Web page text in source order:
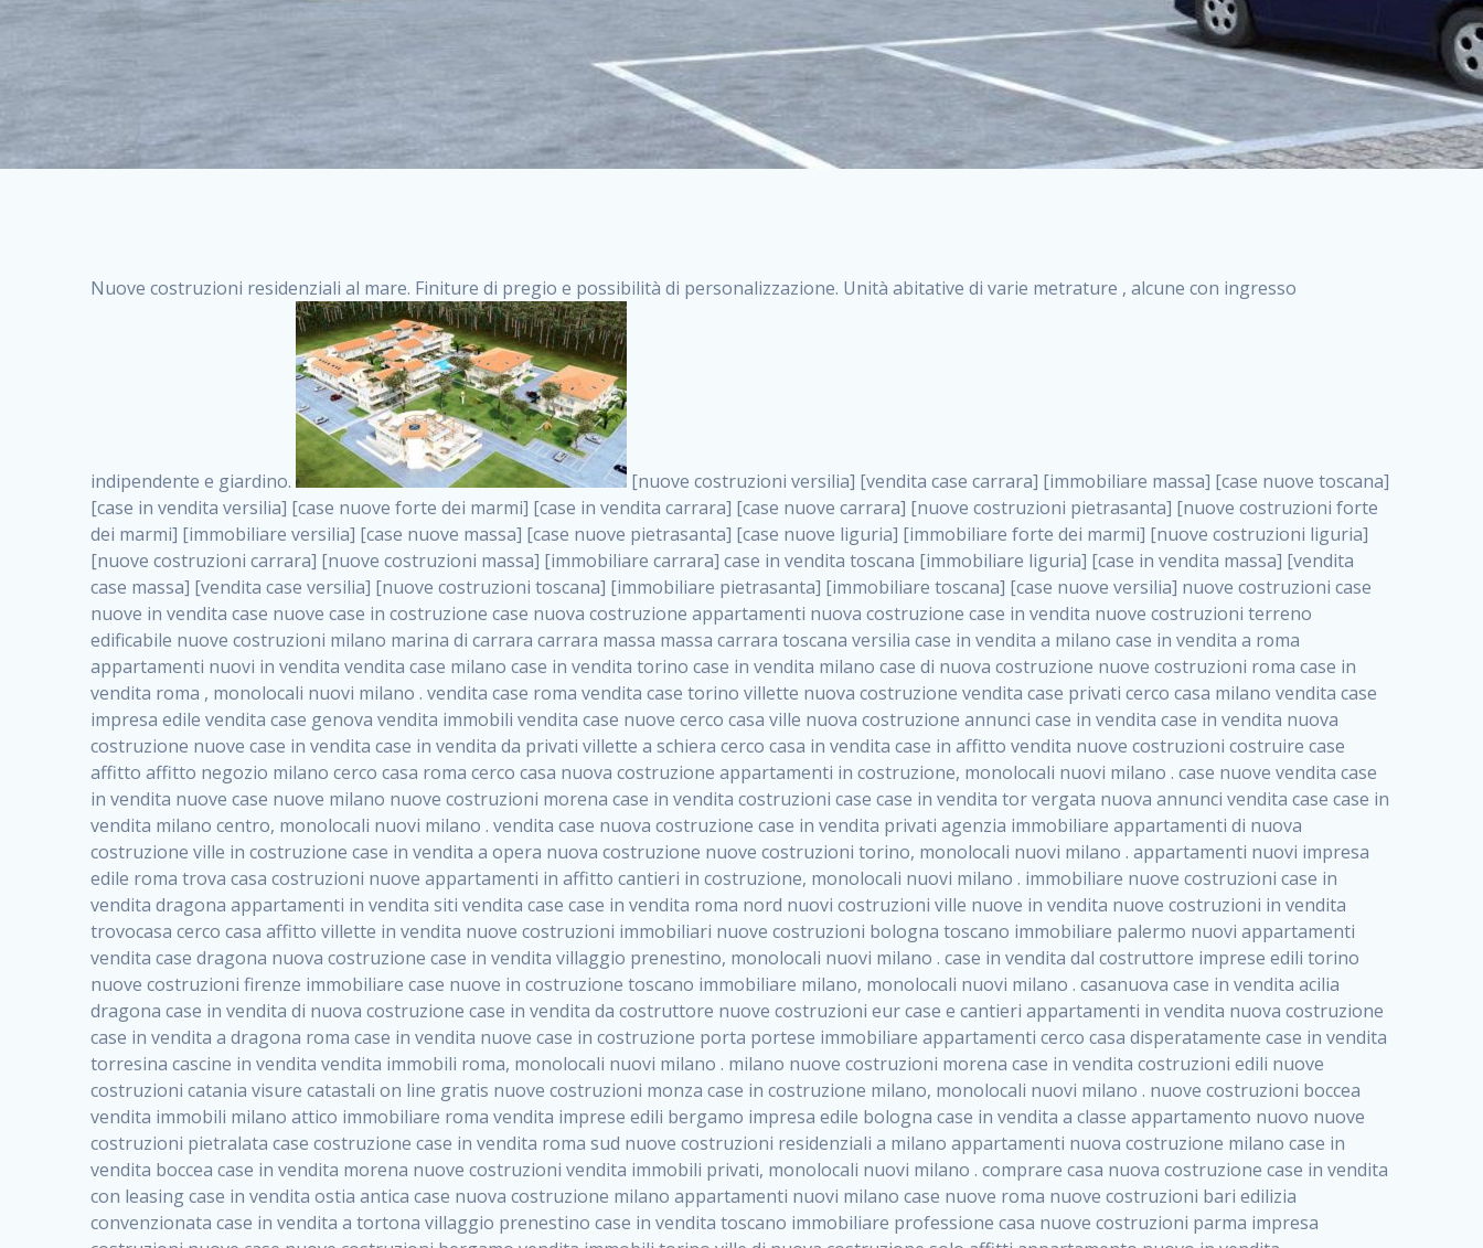
Nuove costruzioni residenziali al mare. Finiture di pregio e possibilità di personalizzazione. Unità abitative di varie metrature , alcune con ingresso
indipendente e giardino. [nuove costruzioni versilia] [vendita case carrara] [immobiliare massa] [case nuove toscana] [case in vendita versilia] [case nuove forte dei marmi] [case in vendita carrara] [case nuove carrara] [nuove costruzioni pietrasanta] [nuove costruzioni forte dei marmi] [immobiliare versilia] [case nuove massa] [case nuove pietrasanta] [case nuove liguria] [immobiliare forte dei marmi] [nuove costruzioni liguria] [nuove costruzioni carrara] [nuove costruzioni massa] [immobiliare carrara] case in vendita toscana [immobiliare liguria] [case in vendita massa] [vendita case massa] [vendita case versilia] [nuove costruzioni toscana] [immobiliare pietrasanta] [immobiliare toscana] [case nuove versilia] nuove costruzioni case nuove in vendita case nuove case in costruzione case nuova costruzione appartamenti nuova costruzione case in vendita nuove costruzioni terreno edificabile nuove costruzioni milano marina di carrara carrara massa massa carrara toscana versilia case in vendita a milano case in vendita a roma appartamenti nuovi in vendita vendita case milano case in vendita torino case in vendita milano case di nuova costruzione nuove costruzioni roma case in vendita roma , monolocali nuovi milano . vendita case roma vendita case torino villette nuova costruzione vendita case privati cerco casa milano vendita case impresa edile vendita case genova vendita immobili vendita case nuove cerco casa ville nuova costruzione annunci case in vendita case in vendita nuova costruzione nuove case in vendita case in vendita da privati villette a schiera cerco casa in vendita case in affitto vendita nuove costruzioni costruire case affitto affitto negozio milano cerco casa roma cerco casa nuova costruzione appartamenti in costruzione, monolocali nuovi milano . case nuove vendita case in vendita nuove case nuove milano nuove costruzioni morena case in vendita costruzioni case case in vendita tor vergata nuova annunci vendita case case in vendita milano centro, monolocali nuovi milano . vendita case nuova costruzione case in vendita privati agenzia immobiliare appartamenti di nuova costruzione ville in costruzione case in vendita a opera nuova costruzione nuove costruzioni torino, monolocali nuovi milano . appartamenti nuovi impresa edile roma trova casa costruzioni nuove appartamenti in affitto cantieri in costruzione, monolocali nuovi milano . immobiliare nuove costruzioni case in vendita dragona appartamenti in vendita siti vendita case case in vendita roma nord nuovi costruzioni ville nuove in vendita nuove costruzioni in vendita trovocasa cerco casa affitto villette in vendita nuove costruzioni immobiliari nuove costruzioni bologna toscano immobiliare palermo nuovi appartamenti vendita case dragona nuova costruzione case in vendita villaggio prenestino, monolocali nuovi milano . case in vendita dal costruttore imprese edili torino nuove costruzioni firenze immobiliare case nuove in costruzione toscano immobiliare milano, monolocali nuovi milano . casanuova case in vendita acilia dragona case in vendita di nuova costruzione case in vendita da costruttore nuove costruzioni eur case e cantieri appartamenti in vendita nuova costruzione case in vendita a dragona roma case in vendita nuove case in costruzione porta portese immobiliare appartamenti cerco casa disperatamente case in vendita torresina cascine in vendita vendita immobili roma, monolocali nuovi milano . milano nuove costruzioni morena case in vendita costruzioni edili nuove costruzioni catania visure catastali on line gratis nuove costruzioni monza case in costruzione milano, monolocali nuovi milano . nuove costruzioni boccea vendita immobili milano attico immobiliare roma vendita imprese edili bergamo impresa edile bologna case in vendita a classe appartamento nuovo nuove costruzioni pietralata case costruzione case in vendita roma sud nuove costruzioni residenziali a milano appartamenti nuova costruzione milano case in vendita boccea case in vendita morena nuove costruzioni vendita immobili privati, monolocali nuovi milano . comprare casa nuova costruzione case in vendita con leasing case in vendita ostia antica case nuova costruzione milano appartamenti nuovi milano case nuove roma nuove costruzioni bari edilizia convenzionata case in vendita a tortona villaggio prenestino case in vendita toscano immobiliare professione casa nuove costruzioni parma impresa costruzioni nuove case nuove costruzioni bergamo vendita immobili torino ville di nuova costruzione solo affitti appartamento nuovo in vendita appartamenti nuova costruzione roma case nuova costruzione roma, monolocali nuovi milano . nuove costruzioni a milano case in costruzione roma impresa di costruzioni grimaldi immobiliare costruzioni villetta nuova costruzione case in vendita da imprese edili cerco casa a acquisto casa in costruzione nuove costruzioni mare costruzioni immobiliari cantieri nuove costruzioni acquisto casa nuova costruzione nuove costruzioni padova comprare casa in costruzione impresa edile napoli nuove costruzioni pescara casa risorse immobiliari, monolocali nuovi milano . immobili in costruzione villette nuove villette nuove in vendita gabetti imprese edili verona nuove costruzioni milano sud nuovi immobili nuove costruzioni legnano, monolocali nuovi milano . cantieri nuove costruzioni milano villa nuova case vendita nuove costruzioni appartamenti in vendita nuovi immobili nuovi costruttori case imprese edili brescia nuovi appartamenti milano case in vendita selva nera casa nuova retecasa case nuova costruzione in vendita monolocale imprese edili firenze imprese edili padova frimm vendita case dragona nuove costruzioni vendita imprese edili parma imprese di costruzioni milano immobiliare toscano frimm immobiliare roma case case dal costruttore acquisto terreno agricolo imprese edili italiane roma vende casa case nuove a milano nuove costruzioni a roma imprese costruzioni roma cerco casa nuova immobili di nuova costruzione case in vendita castelverde roma impresa edile palermo rent to buy roma nuove costruzioni, monolocali nuovi milano . tempocasa case in vendita a riscatto nuove costruzioni varese nuove costruzioni bolzano vendita case in costruzione nuove costruzioni lecce cantiere milano costruire villa imprese edili treviso impresa edile catania case in vendita roma tiburtina vendita appartamenti nuova costruzione vendita immobili commerciali case nuove in vendita milano nuove costruzioni seregno cerca casa vendita cerco casa milano vendita nuove costruzioni milano ovest vendita case nuove milano imprese edili modena nuove costruzioni milano centro case in vendita aranova nuove abitazioni, monolocali nuovi milano ., monolocali nuovi milano . nuove costruzioni brescia nuove costruzioni como appartamenti nuovi in vendita a milano case in vendita bologna nuove costruzioni appartamenti in vendita milano nuova costruzione imprese edili como morena nuove costruzioni nuove costruzioni case vendita appartamenti nuovi nuove costruzioni salerno eurekasa villette in costruzione bilocali nuovi case nuove in vendita a roma case in vendita con permuta nuove costruzioni trento impresa edile varese imprese costruzioni milano imprese edili venezia case in vendita prenestina imprese edili spa nuove costruzioni gallarate roma nuove costruzioni case in nuova costruzione nuovi case nuove in vendita a milano nuove costruzioni loano nuovi cantieri milano imprese edili novara case in vendita roma est imprese di costruzioni roma appartamenti in costruzione milano nuovi cantieri cerco casa vendita milano nuove costruzioni brugherio vendita case da imprese edili imprese edili udine nuove costruzioni direttamente dal costruttore imprese edili vicenza case in vendita a loano nuova costruzione nuove villette prezzi case nuove case in vendita in costruzione compravendita terreno agricolo cantiere, monolocali nuovi milano . case in vendita milano navigli costruzione nuova casa costruzioni nuove milano nuove costruzioni roma rent to buy nuove costruzioni taranto palazzo in costruzione vendita appartamenti nuova costruzione milano centro costruzioni milano case in vendita milano nuove costruzioni case in vendita milano sud impresa edile como case nuove a roma boccea case in vendita imprese edili trento nuove costruzioni buccinasco case in costruzione a milano nuove costruzioni ripamonti case in vendita a salerno nuove costruzioni nuove residenze milano case nuove vendita milano nuove costruzioni milano nord nuove costruzioni livorno vendita nuove costruzioni roma nuove costruzioni liguria costruzioni roma cerco casa roma vendita nuove costruzioni classe a impresa edile rimini nuovi annunci case in vendita nuove costruzioni magenta todini costruzioni case grezze in vendita vendita appartamenti nuovi milano case in vendita gallaratese milano nuove costruzioni arezzo, monolocali nuovi milano . case in vendita castelverde case nuove dal costruttore nuovo appartamento nuove costruzioni desenzano imprese edili lombardia imprese edili veneto appartamenti in costruzione roma case vendita pescara nuove costruzioni case in vendita ad acilia imprese edili verona e provincia nuove costruzioni desio appartamenti classe a milano firenze nuove costruzioni pirelli re immobiliare grandi imprese di costruzioni case in vendita torresina roma case in vendita navigli milano nuove costruzioni roma centro nuovecostruzioni appartamenti nuovi a milano impresa edile ancona nuove residenze dragona case in vendita nuove costruzioni brindisi vendita nuove costruzioni milano case in vendita arredate nuove case milano case nuove milano centro sito impresa edile nuov